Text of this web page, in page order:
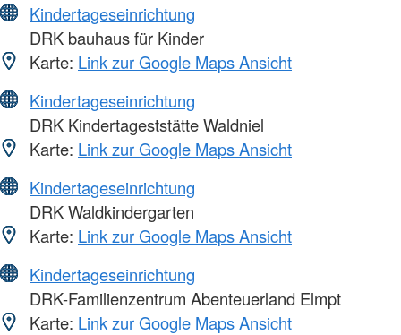
Kindertageseinrichtung
DRK bauhaus für Kinder
Karte: Link zur Google Maps Ansicht
Kindertageseinrichtung
DRK Kindertageststätte Waldniel
Karte: Link zur Google Maps Ansicht
Kindertageseinrichtung
DRK Waldkindergarten
Karte: Link zur Google Maps Ansicht
Kindertageseinrichtung
DRK-Familienzentrum Abenteuerland Elmpt
Karte: Link zur Google Maps Ansicht